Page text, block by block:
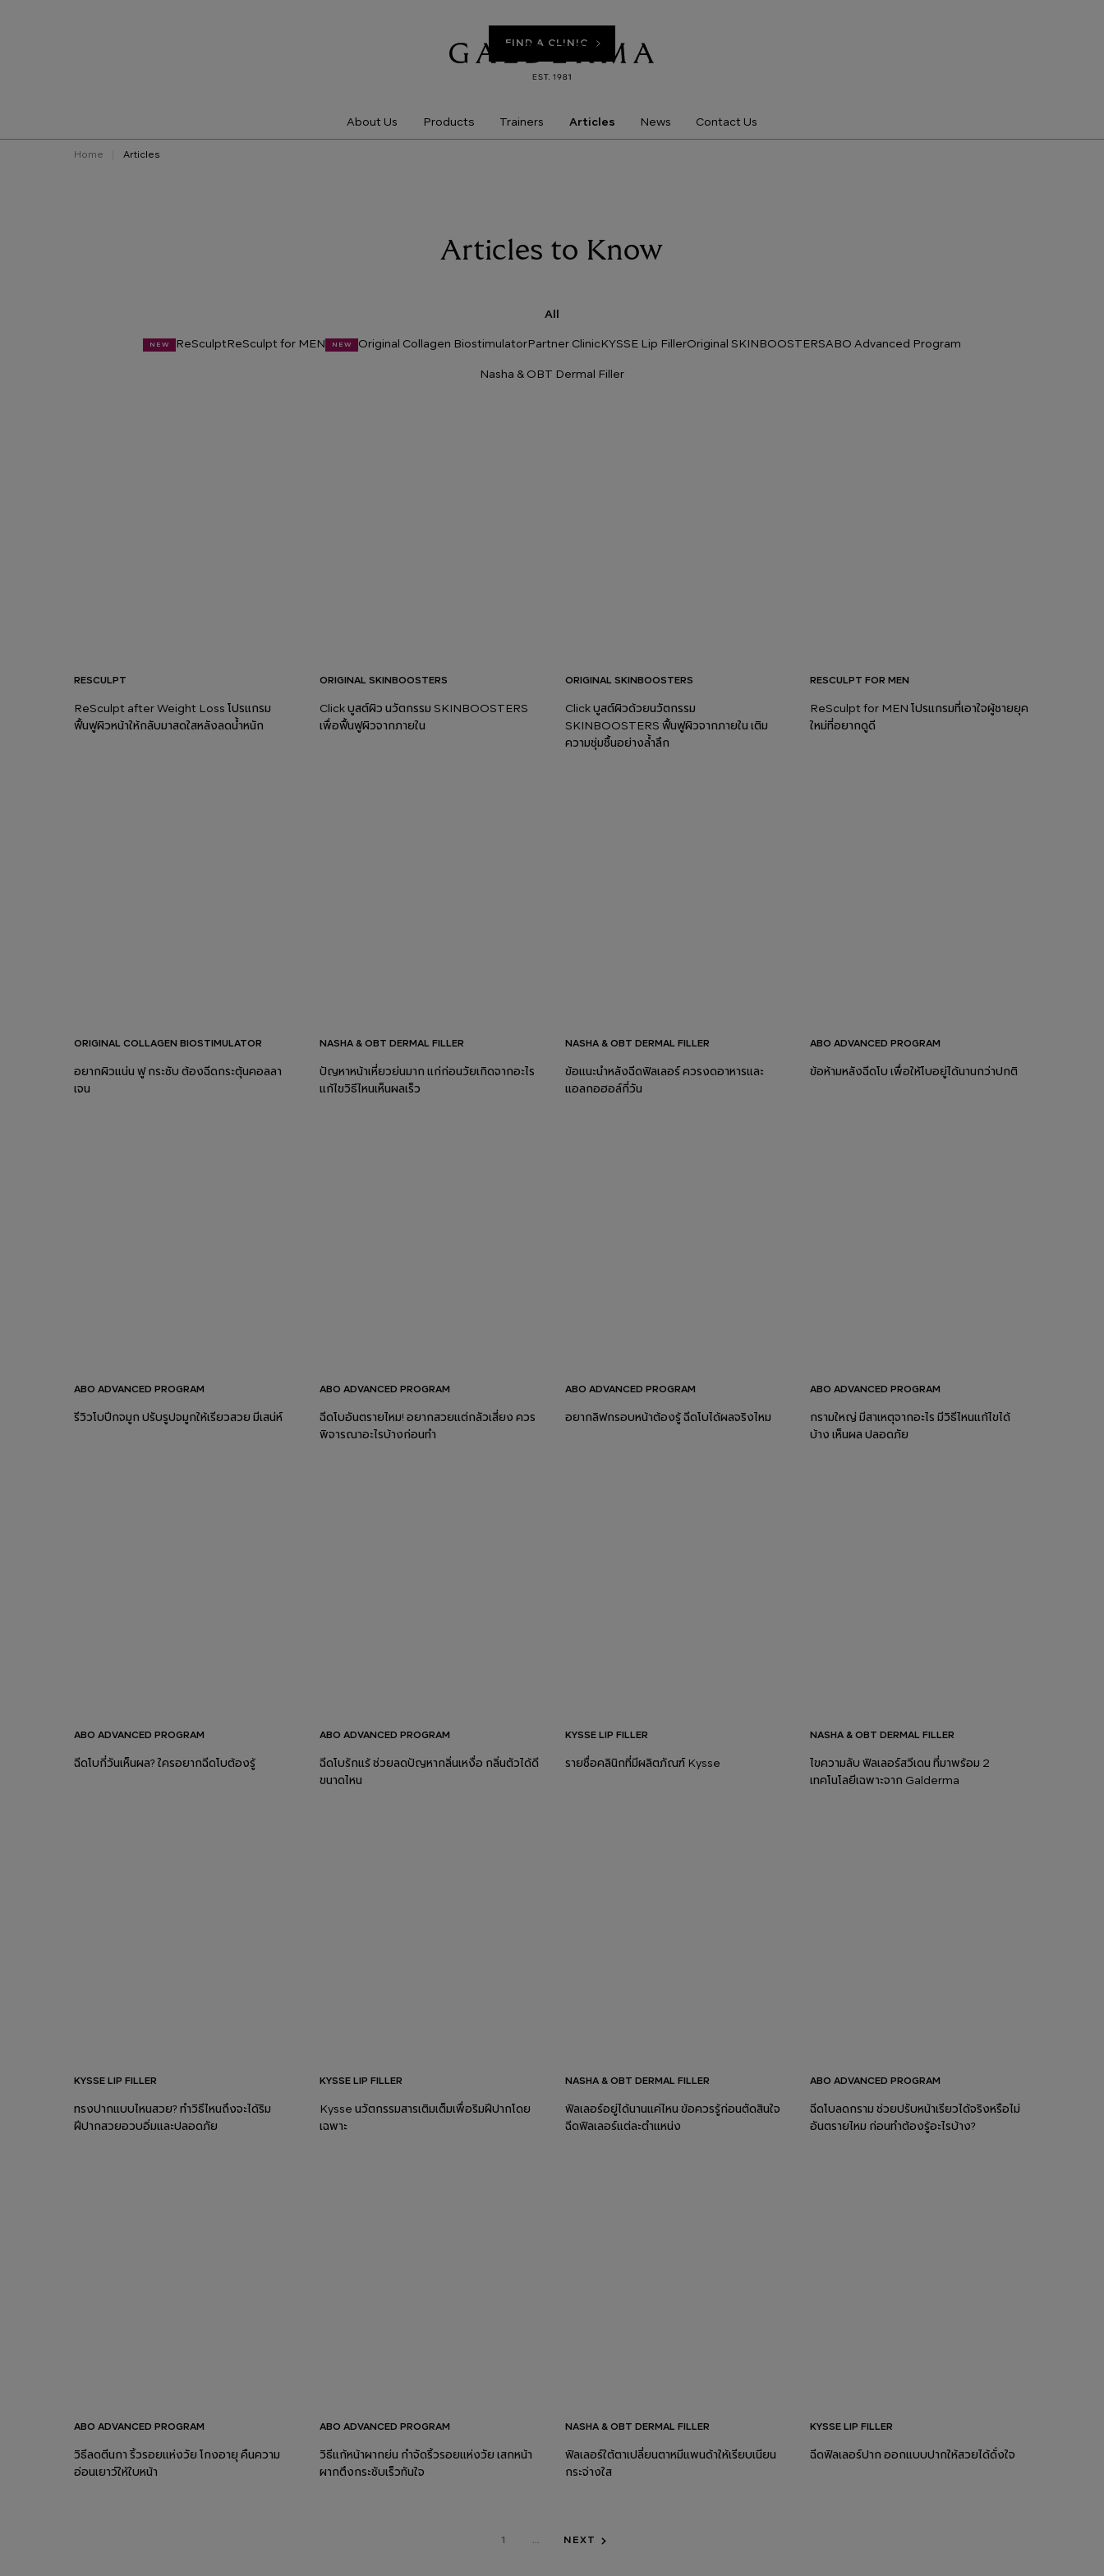
FIND A CLINIC
About Us Products Trainers Articles News Contact Us
Home Articles
Articles to Know
All
NEW ReSculpt ReSculpt for MEN NEW Original Collagen BiostimulatorPartner Clinic KYSSE Lip FillerOriginal SKINBOOSTERSABO Advanced Program
Nasha & OBT Dermal Filler
RESCULPT
ReSculpt after Weight Loss โปรแกรม
ฟื้นฟูผิวหน้าให้กลับมาสดใสหลังลดน้ำหนัก
ORIGINAL SKINBOOSTERS
Click บูสต์ผิว นวัตกรรม SKINBOOSTERS
เพื่อฟื้นฟูผิวจากภายใน
ORIGINAL SKINBOOSTERS
Click บูสต์ผิวด้วยนวัตกรรม
SKINBOOSTERS ฟื้นฟูผิวจากภายใน เติม
ความชุ่มชื้นอย่างล้ำลึก
RESCULPT FOR MEN
ReSculpt for MEN โปรแกรมที่เอาใจผู้ชายยุค
ใหม่ที่อยากดูดี
ORIGINAL COLLAGEN BIOSTIMULATOR
อยากผิวแน่น ฟู กระชับ ต้องฉีดกระตุ้นคอลลา
เจน
NASHA & OBT DERMAL FILLER
ปัญหาหน้าเหี่ยวย่นมาก แก่ก่อนวัยเกิดจากอะไร
แก้ไขวิธีไหนเห็นผลเร็ว
NASHA & OBT DERMAL FILLER
ข้อแนะนำหลังฉีดฟิลเลอร์ ควรงดอาหารและ
แอลกอฮอล์กี่วัน
ABO ADVANCED PROGRAM
ข้อห้ามหลังฉีดโบ เพื่อให้โบอยู่ได้นานกว่าปกติ
ABO ADVANCED PROGRAM
รีวิวโบปีกจมูก ปรับรูปจมูกให้เรียวสวย มีเสน่ห์
ABO ADVANCED PROGRAM
ฉีดโบอันตรายไหม! อยากสวยแต่กลัวเสี่ยง ควร
พิจารณาอะไรบ้างก่อนทำ
ABO ADVANCED PROGRAM
อยากลิฟกรอบหน้าต้องรู้ ฉีดโบได้ผลจริงไหม
ABO ADVANCED PROGRAM
กรามใหญ่ มีสาเหตุจากอะไร มีวิธีไหนแก้ไขได้
บ้าง เห็นผล ปลอดภัย
ABO ADVANCED PROGRAM
ฉีดโบกี่วันเห็นผล? ใครอยากฉีดโบต้องรู้
ABO ADVANCED PROGRAM
ฉีดโบรักแร้ ช่วยลดปัญหากลิ่นเหงื่อ กลิ่นตัวได้ดี
ขนาดไหน
KYSSE LIP FILLER
รายชื่อคลินิกที่มีผลิตภัณฑ์ Kysse
NASHA & OBT DERMAL FILLER
ไขความลับ ฟิลเลอร์สวีเดน ที่มาพร้อม 2
เทคโนโลยีเฉพาะจาก Galderma
KYSSE LIP FILLER
ทรงปากแบบไหนสวย? ทำวิธีไหนถึงจะได้ริม
ฝีปากสวยอวบอิ่มและปลอดภัย
KYSSE LIP FILLER
Kysse นวัตกรรมสารเติมเต็มเพื่อริมฝีปากโดย
เฉพาะ
NASHA & OBT DERMAL FILLER
ฟิลเลอร์อยู่ได้นานแค่ไหน ข้อควรรู้ก่อนตัดสินใจ
ฉีดฟิลเลอร์แต่ละตำแหน่ง
ABO ADVANCED PROGRAM
ฉีดโบลดกราม ช่วยปรับหน้าเรียวได้จริงหรือไม่
อันตรายไหม ก่อนทำต้องรู้อะไรบ้าง?
ABO ADVANCED PROGRAM
วิธีลดตีนกา ริ้วรอยแห่งวัย โกงอายุ คืนความ
อ่อนเยาว์ให้ใบหน้า
ABO ADVANCED PROGRAM
วิธีแก้หน้าผากย่น กำจัดริ้วรอยแห่งวัย เสกหน้า
ผากตึงกระชับเร็วทันใจ
NASHA & OBT DERMAL FILLER
ฟิลเลอร์ใต้ตาเปลี่ยนตาหมีแพนด้าให้เรียบเนียน
กระจ่างใส
KYSSE LIP FILLER
ฉีดฟิลเลอร์ปาก ออกแบบปากให้สวยได้ดั่งใจ
1 ... NEXT